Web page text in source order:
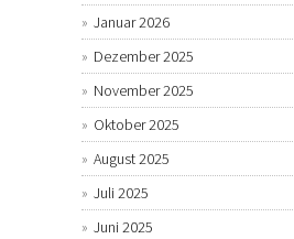
Januar 2026
Dezember 2025
November 2025
Oktober 2025
August 2025
Juli 2025
Juni 2025